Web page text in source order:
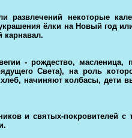
развлечений некоторые
ёлки на Новый год
карнавал.
- рождество, масленица,
Света), на роль
начиняют колбасы,
и святых-покровителей с